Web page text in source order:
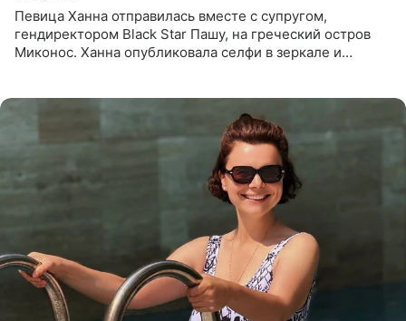
Певица Ханна отправилась вместе с супругом,
гендиректором Black Star Пашу, на греческий остров
Миконос. Ханна опубликовала селфи в зеркале и